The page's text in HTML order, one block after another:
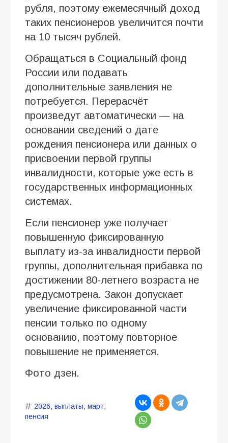
рубля, поэтому ежемесячный доход
таких пенсионеров увеличится почти
на 10 тысяч рублей.
Обращаться в Социальный фонд
России или подавать
дополнительные заявления не
потребуется. Перерасчёт
произведут автоматически — на
основании сведений о дате
рождения пенсионера или данных о
присвоении первой группы
инвалидности, которые уже есть в
государственных информационных
системах.
Если пенсионер уже получает
повышенную фиксированную
выплату из-за инвалидности первой
группы, дополнительная прибавка по
достижении 80-летнего возраста не
предусмотрена. Закон допускает
увеличение фиксированной части
пенсии только по одному
основанию, поэтому повторное
повышение не применяется.
Фото дзен.
2026, выплаты, март,
пенсия